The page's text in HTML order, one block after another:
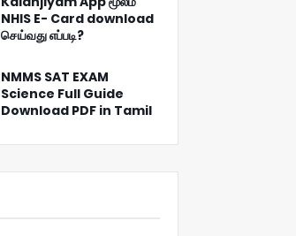
NHIS E- Card download
செய்வது எப்படி?
NMMS SAT EXAM
Science Full Guide
Download PDF in Tamil